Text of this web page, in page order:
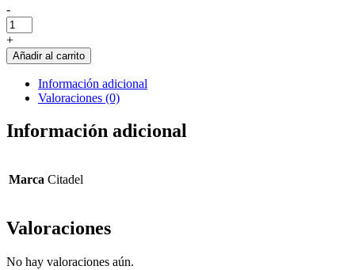
Cantidad
de
Citadel
-
Contrast
Warp
Lightning
29-
40
-
+
Añadir al carrito
Información adicional
Valoraciones (0)
Información adicional
Marca Citadel
Valoraciones
No hay valoraciones aún.